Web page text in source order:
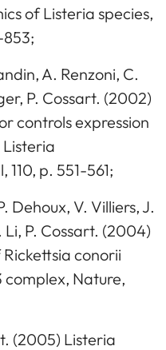
of Listeria species,
A. Renzoni, C.
P. Cossart. (2002)
controls expression
p. 551-561;
Dehoux, V. Villiers, J.
P. Cossart. (2004)
conorii
Nature,
(2005) Listeria